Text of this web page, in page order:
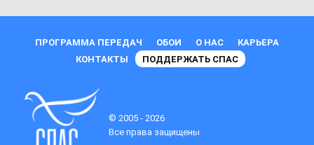
ПРОГРАММА ПЕРЕДАЧ ОБОИ О НАС
КАРЬЕРА
КОНТАКТЫ
ПОДДЕРЖАТЬ СПАС
© 2005 - 2026
Все права защищены